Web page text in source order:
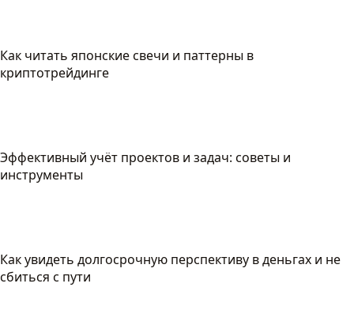
Как читать японские свечи и паттерны в
криптотрейдинге
Эффективный учёт проектов и задач: советы и
инструменты
Как увидеть долгосрочную перспективу в деньгах и не
сбиться с пути